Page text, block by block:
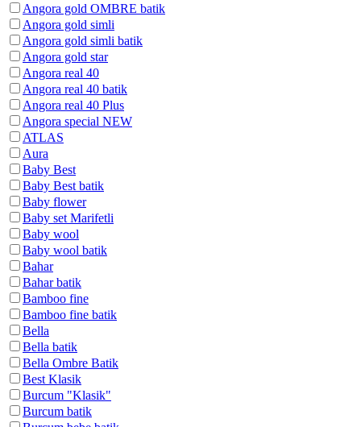
Angora gold OMBRE batik
Angora gold simli
Angora gold simli batik
Angora gold star
Angora real 40
Angora real 40 batik
Angora real 40 Plus
Angora special NEW
ATLAS
Aura
Baby Best
Baby Best batik
Baby flower
Baby set Marifetli
Baby wool
Baby wool batik
Bahar
Bahar batik
Bamboo fine
Bamboo fine batik
Bella
Bella batik
Bella Ombre Batik
Best Klasik
Burcum "Klasik"
Burcum batik